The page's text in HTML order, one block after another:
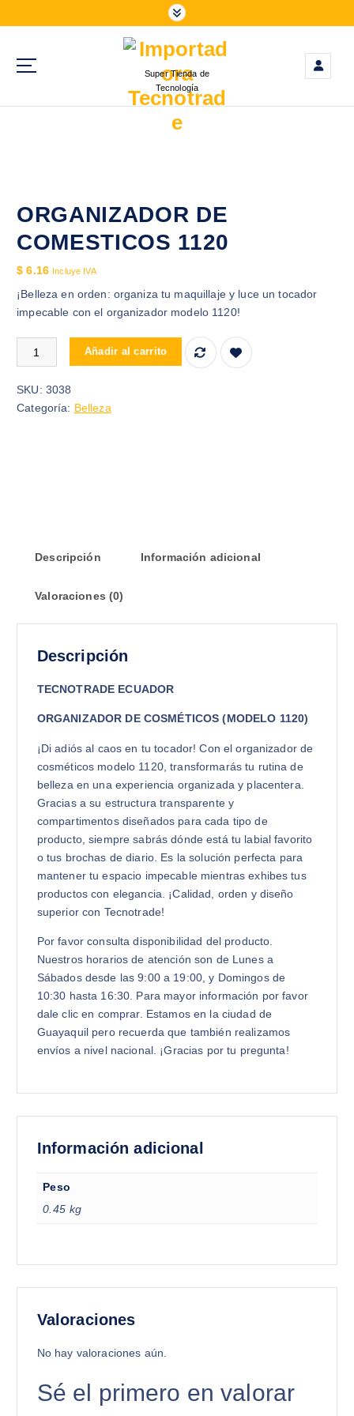
a
Super Tienda de
Tecnología
ORGANIZADOR DE
COMESTICOS 1120
$ 6.16 Incluye IVA
¡Belleza en orden: organiza tu maquillaje y luce un tocador
impecable con el organizador modelo 1120!
ORGANIZADOR DE COMESTICOS 1120 cantidad
Añadir al carrito
SKU: 3038
Categoría: Belleza
Descripción Información adicional
Valoraciones (0)
Descripción
TECNOTRADE ECUADOR
ORGANIZADOR DE COSMÉTICOS (MODELO 1120)
¡Di adiós al caos en tu tocador! Con el organizador de
cosméticos modelo 1120, transformarás tu rutina de
belleza en una experiencia organizada y placentera.
Gracias a su estructura transparente y
compartimentos diseñados para cada tipo de
producto, siempre sabrás dónde está tu labial favorito
o tus brochas de diario. Es la solución perfecta para
mantener tu espacio impecable mientras exhibes tus
productos con elegancia. ¡Calidad, orden y diseño
superior con Tecnotrade!
Por favor consulta disponibilidad del producto.
Nuestros horarios de atención son de Lunes a
Sábados desde las 9:00 a 19:00, y Domingos de
10:30 hasta 16:30. Para mayor información por favor
dale clic en comprar. Estamos en la ciudad de
Guayaquil pero recuerda que también realizamos
envíos a nivel nacional. ¡Gracias por tu pregunta!
Información adicional
Peso
0.45 kg
Valoraciones
No hay valoraciones aún.
Sé el primero en valorar